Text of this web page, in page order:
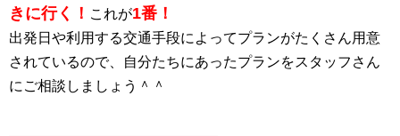
きに行く ！ これが1番！
出発日や利用する交通手段によってプランがたくさん用意
されているので、自分たちにあったプランをスタッフさん
にご相談しましょう＾＾